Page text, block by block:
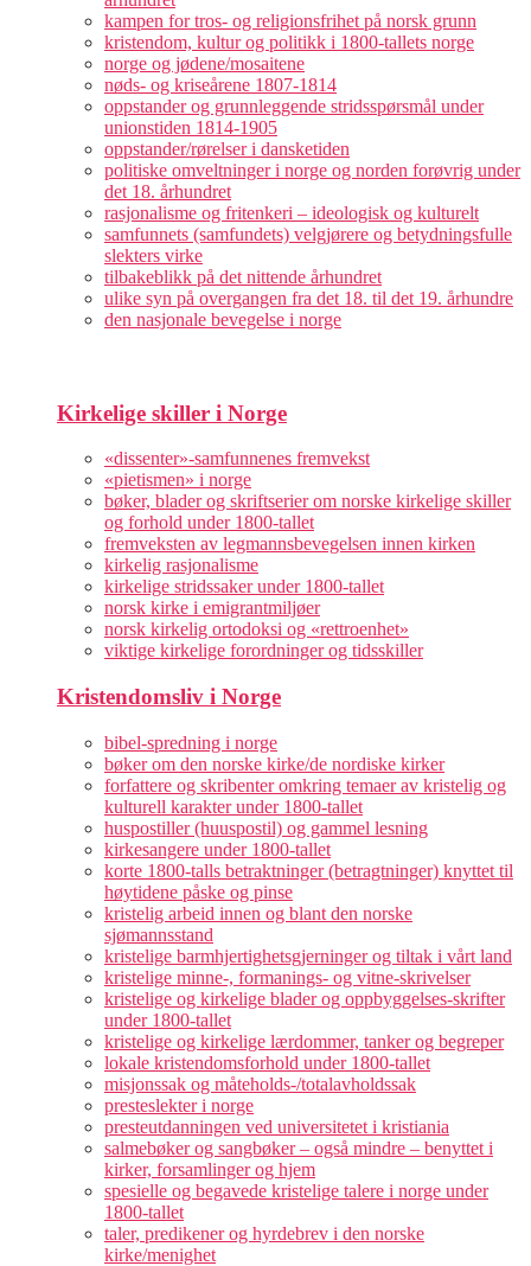
kampen for tros- og religionsfrihet på norsk grunn
kristendom, kultur og politikk i 1800-tallets norge
norge og jødene/mosaitene
nøds- og kriseårene 1807-1814
oppstander og grunnleggende stridsspørsmål under
unionstiden 1814-1905
oppstander/rørelser i dansketiden
politiske omveltninger i norge og norden forøvrig under
det 18. århundret
rasjonalisme og fritenkeri – ideologisk og kulturelt
samfunnets (samfundets) velgjørere og betydningsfulle
slekters virke
tilbakeblikk på det nittende århundret
ulike syn på overgangen fra det 18. til det 19. århundre
den nasjonale bevegelse i norge
Kirkelige skiller i Norge
«dissenter»-samfunnenes fremvekst
«pietismen» i norge
bøker, blader og skriftserier om norske kirkelige skiller
og forhold under 1800-tallet
fremveksten av legmannsbevegelsen innen kirken
kirkelig rasjonalisme
kirkelige stridssaker under 1800-tallet
norsk kirke i emigrantmiljøer
norsk kirkelig ortodoksi og «rettroenhet»
viktige kirkelige forordninger og tidsskiller
Kristendomsliv i Norge
bibel-spredning i norge
bøker om den norske kirke/de nordiske kirker
forfattere og skribenter omkring temaer av kristelig og
kulturell karakter under 1800-tallet
huspostiller (huuspostil) og gammel lesning
kirkesangere under 1800-tallet
korte 1800-talls betraktninger (betragtninger) knyttet til
høytidene påske og pinse
kristelig arbeid innen og blant den norske
sjømannsstand
kristelige barmhjertighetsgjerninger og tiltak i vårt land
kristelige minne-, formanings- og vitne-skrivelser
kristelige og kirkelige blader og oppbyggelses-skrifter
under 1800-tallet
kristelige og kirkelige lærdommer, tanker og begreper
lokale kristendomsforhold under 1800-tallet
misjonssak og måteholds-/totalavholdssak
presteslekter i norge
presteutdanningen ved universitetet i kristiania
salmebøker og sangbøker – også mindre – benyttet i
kirker, forsamlinger og hjem
spesielle og begavede kristelige talere i norge under
1800-tallet
taler, predikener og hyrdebrev i den norske
kirke/menighet